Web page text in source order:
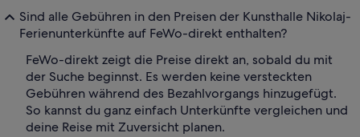
Sind alle Gebühren in den Preisen der Kunsthalle Nikolaj-
Ferienunterkünfte auf FeWo-direkt enthalten?
FeWo-direkt zeigt die Preise direkt an, sobald du mit
der Suche beginnst. Es werden keine versteckten
Gebühren während des Bezahlvorgangs hinzugefügt.
So kannst du ganz einfach Unterkünfte vergleichen und
deine Reise mit Zuversicht planen.